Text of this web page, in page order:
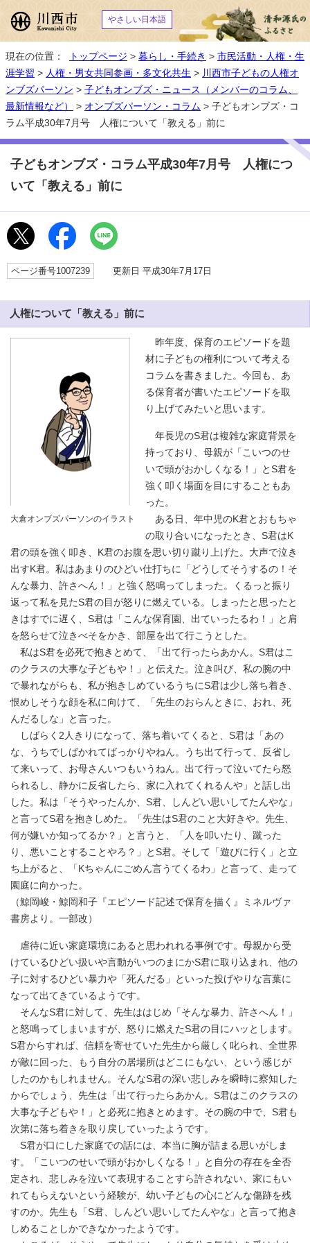
やさしい日本語
現在の位置： トップページ > 暮らし・手続き > 市民活動・人権・生
涯学習 > 人権・男女共同参画・多文化共生 > 川西市子どもの人権オ
ンブズパーソン > 子どもオンブズ・ニュース（メンバーのコラム、
最新情報など）
> オンブズパーソン・コラム > 子どもオンブズ・コ
ラム平成30年7月号 人権について「教える」前に
子どもオンブズ・コラム平成30年7月号 人権につ
いて「教える」前に
ページ番号1007239 更新日 平成30年7月17日
人権について「教える」前に
大倉オンブズパーソンのイラスト
昨年度、保育のエピソードを題
材に子どもの権利について考える
コラムを書きました。今回も、あ
る保育者が書いたエピソードを取
り上げてみたいと思います。
年長児のS君は複雑な家庭背景を
持っており、母親が「こいつのせ
いで頭がおかしくなる！」とS君を
強く叩く場面を目にすることもあ
った。
ある日、年中児のK君とおもちゃ
の取り合いになったとき、S君はK
君の頭を強く叩き、K君のお腹を思い切り蹴り上げた。大声で泣き
出すK君。私はあまりのひどい仕打ちに「どうしてそうするの！そ
んな暴力、許さへん！」と強く怒鳴ってしまった。くるっと振り
返って私を見たS君の目が怒りに燃えている。しまったと思ったと
きはすでに遅く、S君は「こんな保育園、出ていったるわ！」と肩
を怒らせて泣きべそをかき、部屋を出て行こうとした。
私はS君を必死で抱きとめて、「出て行ったらあかん。S君はこ
のクラスの大事な子どもや！」と伝えた。泣き叫び、私の腕の中
で暴れながらも、私が抱きしめているうちにS君は少し落ち着き、
恨めしそうな顔を私に向けて、「先生のおらんときに、おれ、死
んだるしな」と言った。
しばらく2人きりになって、落ち着いてくると、S君は「あの
な、うちでしばかれてばっかりやねん。うち出て行って、反省し
て来いって、お母さんいつもいうねん。出て行って泣いてたら怒
られるし、静かに反省したら、家に入れてくれるんや」と話し出
した。私は「そうやったんか、S君、しんどい思いしてたんやな」
と言ってS君を抱きしめた。「先生はS君のこと大好きや。先生、
何が嫌いか知ってるか？」と言うと、「人を叩いたり、蹴った
り、悪いことすることやろ？」とS君。そして「遊びに行く」と立
ち上がると、「Kちゃんにごめん言うてくるわ」と言って、走って
園庭に向かった。
（鯨岡峻・鯨岡和子『エピソード記述で保育を描く』ミネルヴァ
書房より。一部改）
虐待に近い家庭環境にあると思われれる事例です。母親から受
けているひどい扱いや言動がいつのまにかS君に取り込まれ、他の
子に対するひどい暴力や「死んだる」といった投げやりな言葉に
なって出てきているようです。
そんなS君に対して、先生ははじめ「そんな暴力、許さへん！」
と怒鳴ってしまいますが、怒りに燃えたS君の目にハッとします。
S君からすれば、信頼を寄せていた先生から厳しく叱られ、全世界
が敵に回った、もう自分の居場所はどこにもない、という感じが
したのかもしれません。そんなS君の深い悲しみを瞬時に察知した
からでしょう、先生は「出て行ったらあかん。S君はこのクラスの
大事な子どもや！」と必死に抱きとめます。その腕の中で、S君も
次第に落ち着きを取り戻していったようです。
S君が口にした家庭での話には、本当に胸が詰まる思いがしま
す。「こいつのせいで頭がおかしくなる！」と自分の存在を全否
定され、悲しみを泣いて表現することすら許されない、家にもい
れてもらえないという経験が、幼い子どもの心にどんな傷跡を残
すのか。先生も「S君、しんどい思いしてたんやな」と言って抱き
しめることしかできなかったようです。